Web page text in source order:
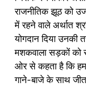
राजनीतिक झूठ को
में रहने वाले अर्थात
योगदान दिया उनकी
मशकवाला सड़कों को
ओर से कहता है कि
गाने-बाजे के साथ